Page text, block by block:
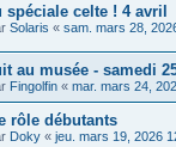
spéciale celte ! 4 avril
Solaris « sam. mars 28,
au musée - samedi
Fingolfin « mar. mars 24,
rôle débutants
Doky « jeu. mars 19, 2026